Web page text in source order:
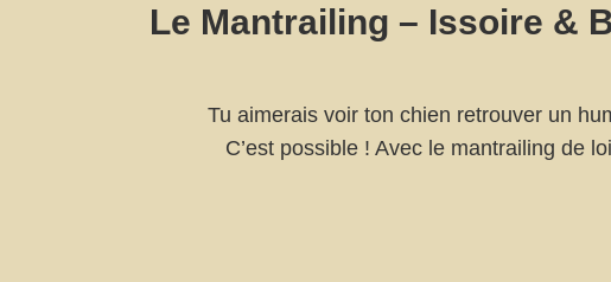
Le Mantrailing – Issoire &
Tu aimerais voir ton chien retrouver un
C’est possible ! Avec le mantrailing de